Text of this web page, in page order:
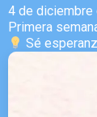
4 de diciembre
Primera
Sé